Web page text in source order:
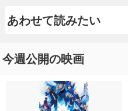
あわせて読みたい
今週公開の映画